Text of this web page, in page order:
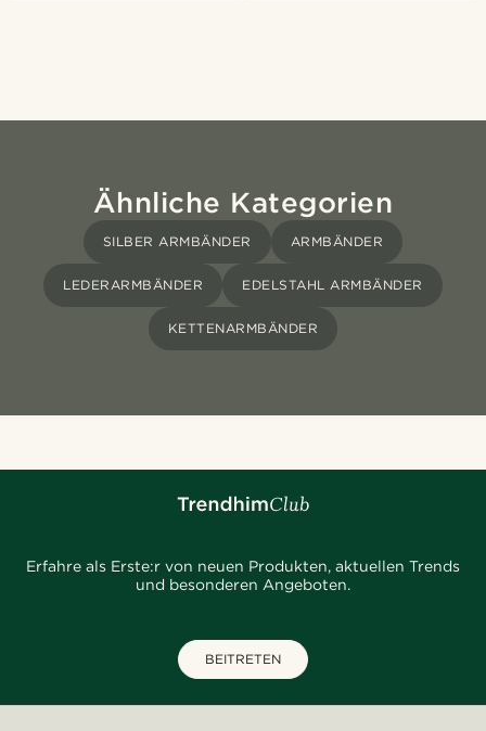
Ähnliche Kategorien
SILBER ARMBÄNDER ARMBÄNDER
LEDERARMBÄNDER EDELSTAHL ARMBÄNDER
KETTENARMBÄNDER
Erfahre als Erste:r von neuen Produkten, aktuellen Trends
und besonderen Angeboten.
BEITRETEN